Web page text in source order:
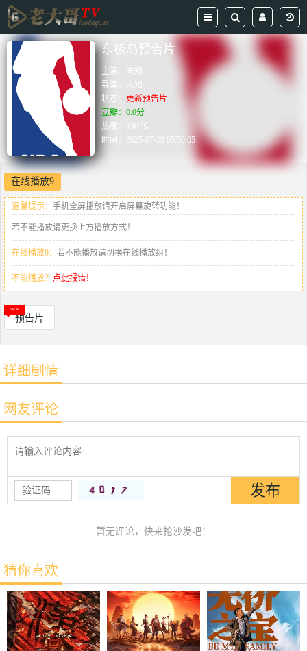
东极岛预告片
主演：
未知
导演：
未知
状态： 更新预告片
豆瓣：0.0分
热度：140 ℃
时间： 2025-07-29 05:50:05
在线播放9
温馨提示： 手机全屏播放请开启屏幕旋转功能！
若不能播放请更换上方播放方式！
在线播放9： 若不能播放请切换在线播放组！
不能播放？ 点此报错！
预告片
详细剧情
网友评论
暂无评论，快来抢沙发吧！
猜你喜欢